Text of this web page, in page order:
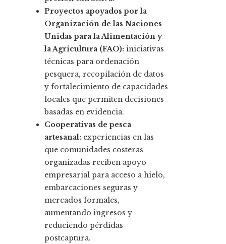
Proyectos apoyados por la
Organización de las Naciones
Unidas para la Alimentación y
la Agricultura (FAO): iniciativas
técnicas para ordenación
pesquera, recopilación de datos
y fortalecimiento de capacidades
locales que permiten decisiones
basadas en evidencia.
Cooperativas de pesca
artesanal: experiencias en las
que comunidades costeras
organizadas reciben apoyo
empresarial para acceso a hielo,
embarcaciones seguras y
mercados formales,
aumentando ingresos y
reduciendo pérdidas
postcaptura.